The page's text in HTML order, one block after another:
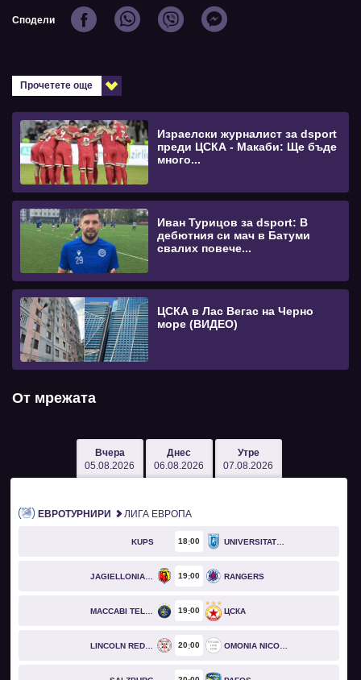
Сподели
Прочетете още
Израелски журналист за dsport
преди ЦСКА - Макаби: Ще бъде
много...
Иван Турицов за dsport: В
дебютния си мач в Батуми
свалих повече...
ЦСКА в Лас Вегас на Черно
море (ВИДЕО)
От мрежата
Вчера
05.08.2026
Днес
06.08.2026
Утре
07.08.2026
ЕВРОТУРНИРИ ЛИГА ЕВРОПА
KUPS 18 00 UNIVERSITATEA CRAIOVA
JAGIELLONIA BIAŁYSTOK 19 00 RANGERS
MACCABI TEL AVIV 19 00 ЦСКА
LINCOLN RED IMPS 20 00 OMONIA NICOSIA